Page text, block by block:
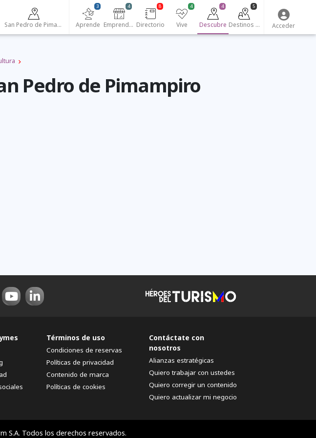
San Pedro de Pimampiro Aprende
3
Emprendedores
4
Directorio
8
Vive
4
Descubre
4
Destinos turísticos
5
Acceder
Pedro de Pimampiro
Términos de uso
Condiciones de reservas
Políticas de privacidad
Contenido de marca
Políticas de cookies
Contáctate con
nosotros
Alianzas estratégicas
Quiero trabajar con ustedes
Quiero corregir un contenido
Quiero actualizar mi negocio
S.A. Todos los derechos reservados.